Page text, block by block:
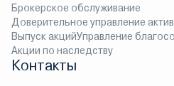
Брокерское обслуживание
Доверительное управление
Выпуск акцийУправление
Акции по наследству
Контакты